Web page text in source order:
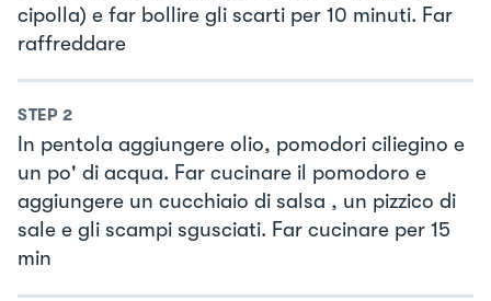
cipolla) e far bollire gli scarti per 10 minuti. Far
raffreddare
STEP 2
In pentola aggiungere olio, pomodori ciliegino e
un po' di acqua. Far cucinare il pomodoro e
aggiungere un cucchiaio di salsa , un pizzico di
sale e gli scampi sgusciati. Far cucinare per 15
min